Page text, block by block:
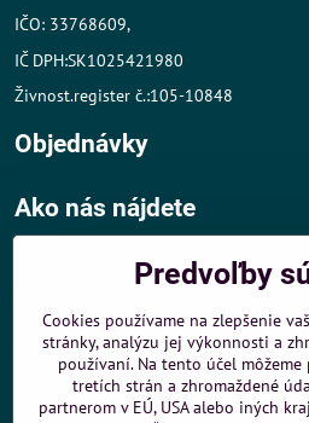
IČO: 33768609,
IČ DPH:SK1025421980
Živnost.register č.:105-10848
Objednávky
Ako nás nájdete
- v tesnej blízkosti diaľničného
- dobré parkovacie možnosti 40 m od
MHD:
- 200 m od zastávky MHD Záporožská
- 250 m od zastávky MHD ŽST
Predvoľby
Cookies používame na zlepšenie
stránky, analýzu jej výkonnosti a
používaní. Na tento účel
tretích strán a zhromaždené
partnerom v EÚ, USA alebo iných